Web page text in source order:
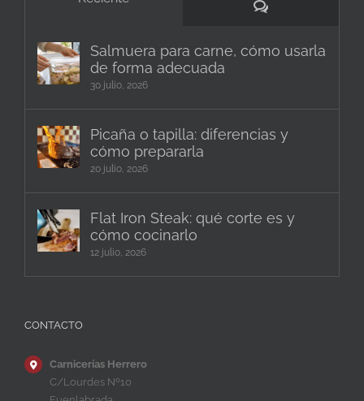
Comentarios
Salmuera para carne, cómo usarla
de forma adecuada
30 julio, 2026
Picaña o tapilla: diferencias y
cómo prepararla
20 julio, 2026
Flat Iron Steak: qué corte es y
cómo cocinarlo
12 julio, 2026
CONTACTO
Carnicerías Herrero
C/Lourdes Nº10